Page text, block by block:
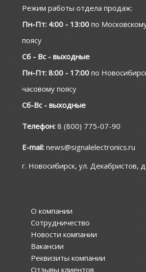
Режим работы отдела продаж:
Пн-Пт: 4:00 - 13:00 по
поясу
Сб - Вс - выходные
Пн-Пт: 8:00 - 17:00 по
часовому поясу
Сб-Вс - выходные
Телефон: 8 (800) 775-07-90
E-mail: news@signalelectronics.ru
г. Новосибирск, ул. Декабристов,
О компании
Сотрудничество
Новости компании
Вакансии
Реквизиты компании
Отзывы клиентов